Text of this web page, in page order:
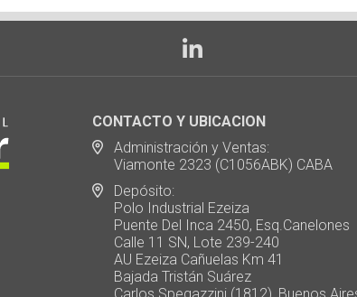
CONTACTO Y UBICACION
Administración y Ventas:
Viamonte 2323 (C1056ABK) CABA
Depósito:
Polo Industrial Ezeiza
Puente Del Inca 2450, Esq.Canelones
Calle 11 SN, Lote 239-240
AU Ezeiza Cañuelas Km 41
Bajada Tristán Suárez